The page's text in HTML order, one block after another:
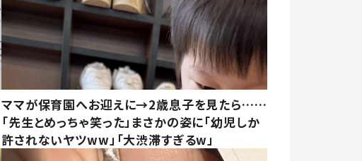
ママが保育園へお迎えに→2歳息子を見たら……
「先生とめっちゃ笑った」まさかの姿に「幼児しか
許されないヤツww」「大渋滞すぎるw」